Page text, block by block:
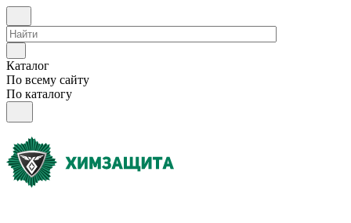
Каталог
По всему сайту
По каталогу